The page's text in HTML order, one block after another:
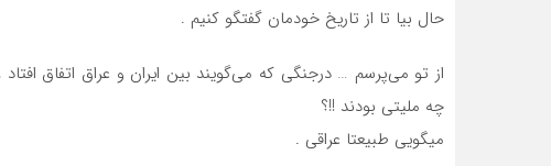
حال بیا تا از تاریخ خودمان گفتگو کنیم .
از تو می‌پرسم … درجنگی که می‌گویند بین ایران و عراق اتفاق
چه ملیتی بودند !!؟
میگویی طبیعتا عراقی .